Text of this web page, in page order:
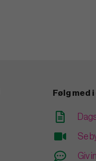
Følg med
Se
Giv